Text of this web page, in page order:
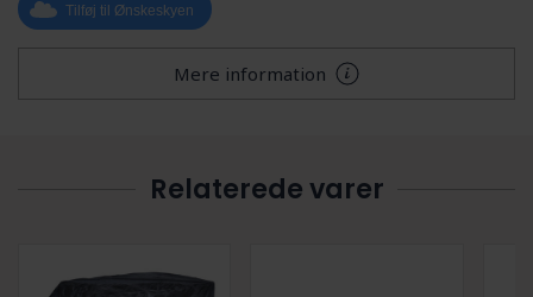
Tilføj til Ønskeskyen
Mere information
Relaterede varer